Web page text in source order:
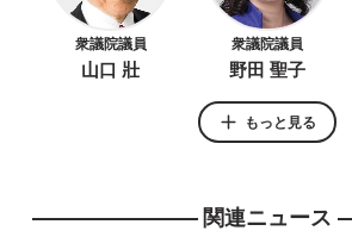
衆議院議員
山口 壯
衆議院議員
野田 聖子
もっと見る
関連ニュース